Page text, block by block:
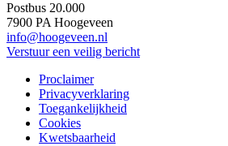
Postbus 20.000
7900 PA Hoogeveen
info@hoogeveen.nl
Verstuur een veilig bericht
Proclaimer
Privacyverklaring
Toegankelijkheid
Cookies
Kwetsbaarheid